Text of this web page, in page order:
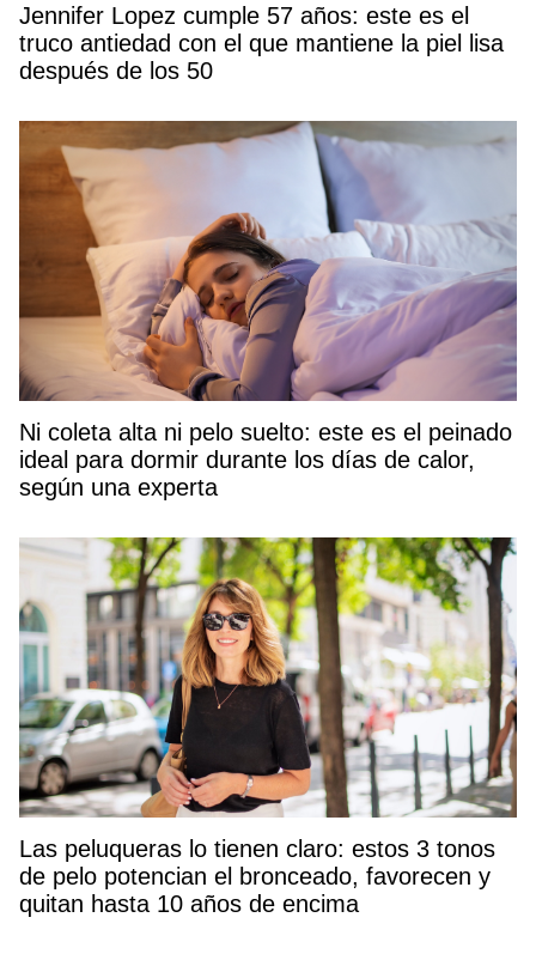
Jennifer Lopez cumple 57 años: este es el
truco antiedad con el que mantiene la piel lisa
después de los 50
Ni coleta alta ni pelo suelto: este es el peinado
ideal para dormir durante los días de calor,
según una experta
Las peluqueras lo tienen claro: estos 3 tonos
de pelo potencian el bronceado, favorecen y
quitan hasta 10 años de encima